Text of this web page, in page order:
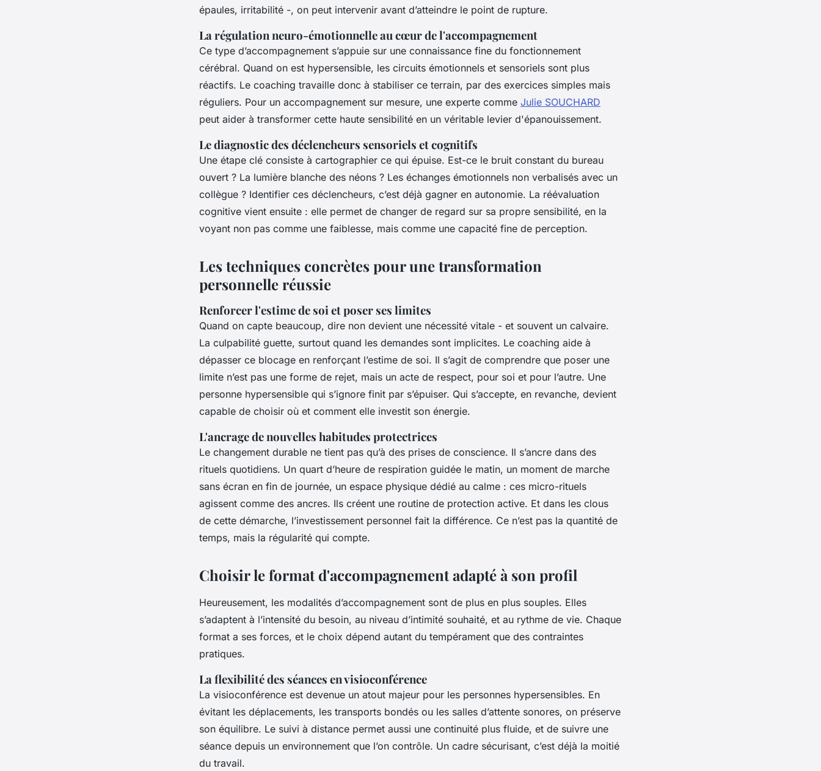
épaules, irritabilité -, on peut intervenir avant d’atteindre le point de rupture.
La régulation neuro-émotionnelle au cœur de l'accompagnement
Ce type d’accompagnement s’appuie sur une connaissance fine du fonctionnement
cérébral. Quand on est hypersensible, les circuits émotionnels et sensoriels sont plus
réactifs. Le coaching travaille donc à stabiliser ce terrain, par des exercices simples mais
réguliers. Pour un accompagnement sur mesure, une experte comme Julie SOUCHARD
peut aider à transformer cette haute sensibilité en un véritable levier d'épanouissement.
Le diagnostic des déclencheurs sensoriels et cognitifs
Une étape clé consiste à cartographier ce qui épuise. Est-ce le bruit constant du bureau
ouvert ? La lumière blanche des néons ? Les échanges émotionnels non verbalisés avec un
collègue ? Identifier ces déclencheurs, c’est déjà gagner en autonomie. La réévaluation
cognitive vient ensuite : elle permet de changer de regard sur sa propre sensibilité, en la
voyant non pas comme une faiblesse, mais comme une capacité fine de perception.
Les techniques concrètes pour une transformation
personnelle réussie
Renforcer l'estime de soi et poser ses limites
Quand on capte beaucoup, dire non devient une nécessité vitale - et souvent un calvaire.
La culpabilité guette, surtout quand les demandes sont implicites. Le coaching aide à
dépasser ce blocage en renforçant l’estime de soi. Il s’agit de comprendre que poser une
limite n’est pas une forme de rejet, mais un acte de respect, pour soi et pour l’autre. Une
personne hypersensible qui s’ignore finit par s’épuiser. Qui s’accepte, en revanche, devient
capable de choisir où et comment elle investit son énergie.
L'ancrage de nouvelles habitudes protectrices
Le changement durable ne tient pas qu’à des prises de conscience. Il s’ancre dans des
rituels quotidiens. Un quart d’heure de respiration guidée le matin, un moment de marche
sans écran en fin de journée, un espace physique dédié au calme : ces micro-rituels
agissent comme des ancres. Ils créent une routine de protection active. Et dans les clous
de cette démarche, l’investissement personnel fait la différence. Ce n’est pas la quantité de
temps, mais la régularité qui compte.
Choisir le format d'accompagnement adapté à son profil
Heureusement, les modalités d’accompagnement sont de plus en plus souples. Elles
s’adaptent à l’intensité du besoin, au niveau d’intimité souhaité, et au rythme de vie. Chaque
format a ses forces, et le choix dépend autant du tempérament que des contraintes
pratiques.
La flexibilité des séances en visioconférence
La visioconférence est devenue un atout majeur pour les personnes hypersensibles. En
évitant les déplacements, les transports bondés ou les salles d’attente sonores, on préserve
son équilibre. Le suivi à distance permet aussi une continuité plus fluide, et de suivre une
séance depuis un environnement que l’on contrôle. Un cadre sécurisant, c’est déjà la moitié
du travail.